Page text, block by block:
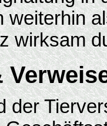
weiterhin
wirksam
der